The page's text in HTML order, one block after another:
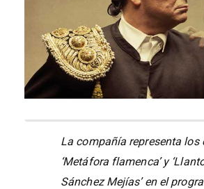
La compañía representa los
‘Metáfora flamenca’ y
Sánchez Mejías’ en el